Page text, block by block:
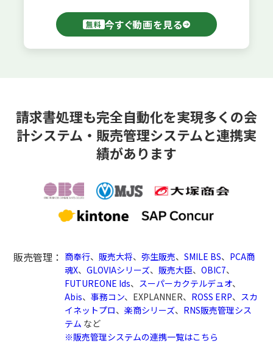
無料 今すぐ動画を見る
請求書処理も完全自動化を実現多くの会
計システム・販売管理システムと連携実
績があります
販売管理： 商奉行、 販売大将、弥生販売、SMILE BS、 PCA商
魂X、GLOVIAシリーズ、 販売大臣、OBIC7、
FUTUREONE Ids、 スーパーカクテルデュオ、
Abis、事務コン、EXPLANNER、 ROSS ERP、 スカ
イネットプロ、楽商シリーズ、 RNS販売管理シス
テム など
※販売管理システムの連携一覧はこちら